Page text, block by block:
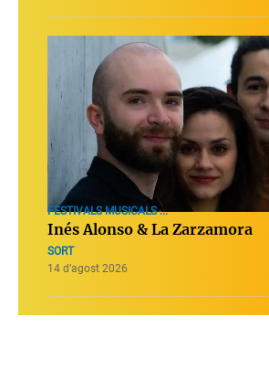
FESTIVALS MUSICALS ...
Inés Alonso & La Zarzamora
SORT
14 d’agost 2026